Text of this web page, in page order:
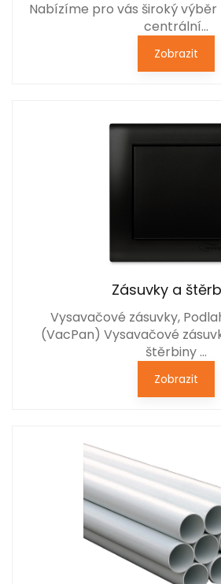
Nabízíme pro vás široký
centrální…
Zobrazit
Zásuvky a
Vysavačové zásuvky,
(VacPan) Vysavačové
štěrbiny …
Zobrazit